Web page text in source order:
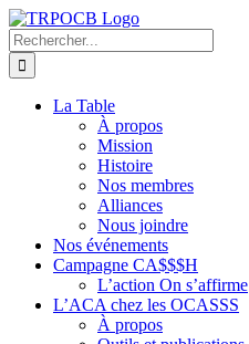
Passer
au
contenu
Rechercher:
La Table
À propos
Mission
Histoire
Nos membres
Alliances
Nous joindre
Nos événements
Campagne CA$$$H
L’action On s’affirme
L’ACA chez les OCASSS
À propos